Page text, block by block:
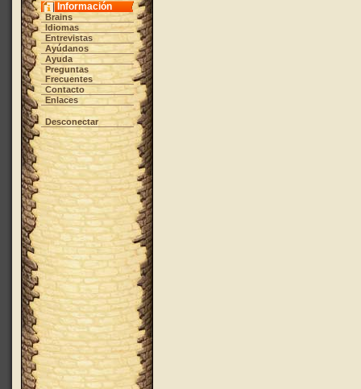
Información
Brains
Idiomas
Entrevistas
Ayúdanos
Ayuda
Preguntas
Frecuentes
Contacto
Enlaces
Desconectar